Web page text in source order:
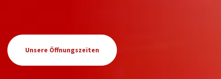
Unsere Öffnungszeiten